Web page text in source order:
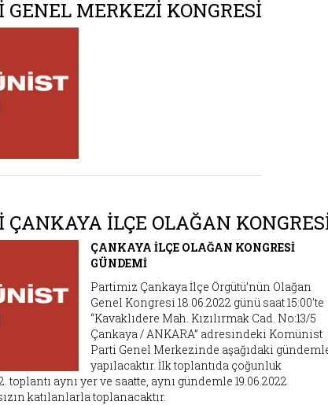
MERKEZİ KONGRESİ
İLÇE OLAĞAN
ÇANKAYA İLÇE OLAĞAN KONGRESİ
GÜNDEMİ
Partimiz Çankaya İlçe Örgütü’nün Olağan
Genel Kongresi 18.06.2022 günü saat 15:00'te
“Kavaklıdere Mah. Kızılırmak Cad. No:13/5
Çankaya / ANKARA” adresindeki Komünist
Parti Genel Merkezinde aşağıdaki
yapılacaktır. İlk toplantıda çoğunluk
aynı yer ve saatte, aynı gündemle 19.06.2022
katılanlarla toplanacaktır.